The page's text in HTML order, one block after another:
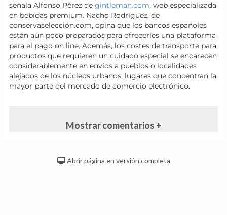
señala Alfonso Pérez de gintleman.com, web especializada
en bebidas premium. Nacho Rodríguez, de
conservaselección.com, opina que los bancos españoles
están aún poco preparados para ofrecerles una plataforma
para el pago on line. Además, los costes de transporte para
productos que requieren un cuidado especial se encarecen
considerablemente en envíos a pueblos o localidades
alejados de los núcleos urbanos, lugares que concentran la
mayor parte del mercado de comercio electrónico.
Mostrar comentarios +
Abrir página en versión completa